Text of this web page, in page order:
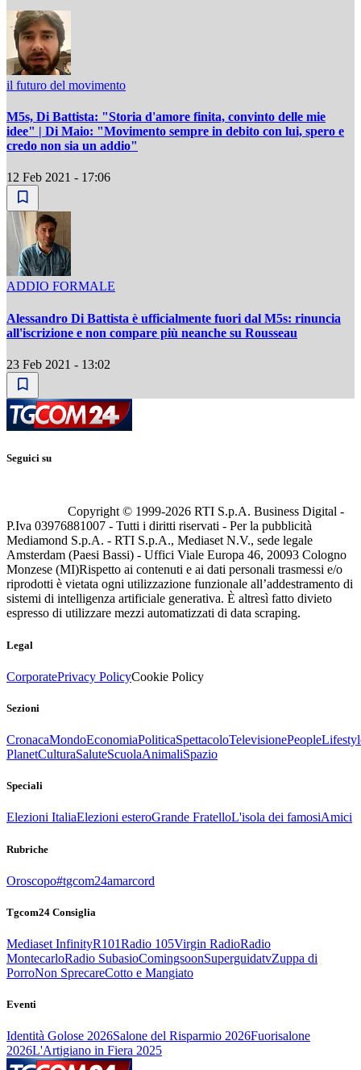
il futuro del movimento
M5s, Di Battista: "Storia d'amore finita, convinto delle mie
idee" | Di Maio: "Movimento sempre in debito con lui, spero e
credo non sia un addio"
12 Feb 2021 - 17:06
ADDIO FORMALE
Alessandro Di Battista è ufficialmente fuori dal M5s: rinuncia
all'iscrizione e non compare più neanche su Rousseau
23 Feb 2021 - 13:02
Seguici su
Copyright © 1999-2026 RTI S.p.A. Business Digital -
P.Iva 03976881007 - Tutti i diritti riservati - Per la pubblicità
Mediamond S.p.A. - RTI S.p.A., Mediaset N.V., sede legale
Amsterdam (Paesi Bassi) - Uffici Viale Europa 46, 20093 Cologno
Monzese (MI)Rispetto ai contenuti e ai dati personali trasmessi e/o
riprodotti è vietata ogni utilizzazione funzionale all’addestramento di
sistemi di intelligenza artificiale generativa. È altresì fatto divieto
espresso di utilizzare mezzi automatizzati di data scraping.
Legal
CorporatePrivacy PolicyCookie Policy
Sezioni
CronacaMondoEconomiaPoliticaSpettacoloTelevisionePeople
PlanetCulturaSaluteScuolaAnimaliSpazio
Speciali
Elezioni ItaliaElezioni esteroGrande FratelloL'isola dei famosiAmici
Rubriche
Oroscopo#tgcom24amarcord
Tgcom24 Consiglia
Mediaset InfinityR101Radio 105Virgin RadioRadio
MontecarloRadio SubasioComingsoonSuperguidatvZuppa di
PorroNon SprecareCotto e Mangiato
Eventi
Identità Golose 2026Salone del Risparmio 2026Fuorisalone
2026L'Artigiano in Fiera 2025